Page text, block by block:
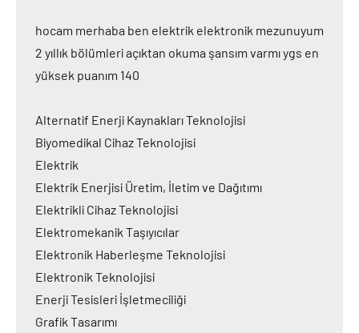
hocam merhaba ben elektrik elektronik mezunuyum
2 yıllık bölümleri açıktan okuma şansım varmı ygs en
yüksek puanım 140
Alternatif Enerji Kaynakları Teknolojisi
Biyomedikal Cihaz Teknolojisi
Elektrik
Elektrik Enerjisi Üretim, İletim ve Dağıtımı
Elektrikli Cihaz Teknolojisi
Elektromekanik Taşıyıcılar
Elektronik Haberleşme Teknolojisi
Elektronik Teknolojisi
Enerji Tesisleri İşletmeciliği
Grafik Tasarımı